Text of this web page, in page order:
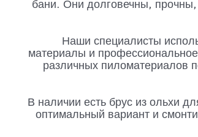
бани. Они долговечны,
Наши специалисты
материалы и
различных пиломатериалов
В наличии есть брус из ольхи
оптимальный вариант и